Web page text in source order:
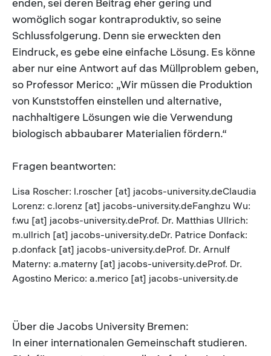
womöglich sogar kontraproduktiv, so seine
Schlussfolgerung. Denn sie erweckten den
Eindruck, es gebe eine einfache Lösung. Es könne
aber nur eine Antwort auf das Müllproblem geben,
so Professor Merico: „Wir müssen die Produktion
von Kunststoffen einstellen und alternative,
nachhaltigere Lösungen wie die Verwendung
biologisch abbaubarer Materialien fördern.“
Fragen beantworten:
Lisa Roscher: l.roscher [at] jacobs-university.deClaudia
Lorenz: c.lorenz [at] jacobs-university.deFanghzu Wu:
f.wu [at] jacobs-university.deProf. Dr. Matthias Ullrich:
m.ullrich [at] jacobs-university.deDr. Patrice Donfack:
p.donfack [at] jacobs-university.deProf. Dr. Arnulf
Materny: a.materny [at] jacobs-university.deProf. Dr.
Agostino Merico: a.merico [at] jacobs-university.de
Über die Jacobs University Bremen:
In einer internationalen Gemeinschaft studieren.